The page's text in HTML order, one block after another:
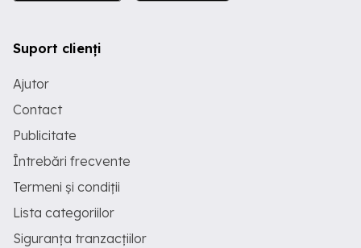
Suport clienți
Ajutor
Contact
Publicitate
Întrebări frecvente
Termeni și condiții
Lista categoriilor
Siguranța tranzacțiilor